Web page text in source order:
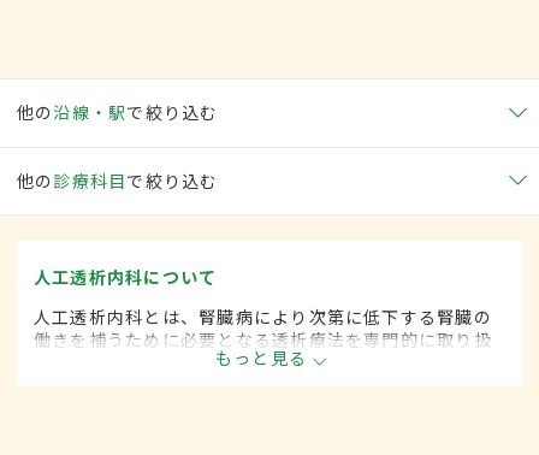
他の沿線・駅で絞り込む
他の 診療科目で絞り込む
人工透析内科について
人工透析内科とは、腎臓病により次第に低下する腎臓の
働きを補うために必要となる透析療法を専門的に取り扱
もっと見る